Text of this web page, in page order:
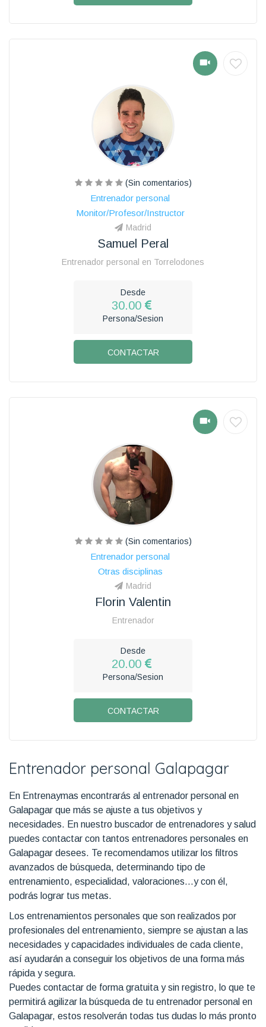
(Sin comentarios)
Entrenador personal
Monitor/Profesor/Instructor
Madrid
Samuel Peral
Entrenador personal en Torrelodones
Desde
30.00
Persona/Sesion
CONTACTAR
(Sin comentarios)
Entrenador personal
Otras disciplinas
Madrid
Florin Valentin
Entrenador
Desde
20.00
Persona/Sesion
CONTACTAR
Entrenador personal Galapagar
En Entrenaymas encontrarás al entrenador personal en
Galapagar que más se ajuste a tus objetivos y
necesidades. En nuestro buscador de entrenadores y salud
puedes contactar con tantos entrenadores personales en
Galapagar desees. Te recomendamos utilizar los filtros
avanzados de búsqueda, determinando tipo de
entrenamiento, especialidad, valoraciones...y con él,
podrás lograr tus metas.
Los entrenamientos personales que son realizados por
profesionales del entrenamiento, siempre se ajustan a las
necesidades y capacidades individuales de cada cliente,
así ayudarán a conseguir los objetivos de una forma más
rápida y segura.
Puedes contactar de forma gratuita y sin registro, lo que te
permitirá agilizar la búsqueda de tu entrenador personal en
Galapagar, estos resolverán todas tus dudas lo más pronto